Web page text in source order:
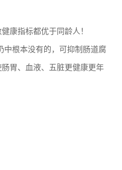
康指标都优于同龄人！
中根本没有的，可抑制肠道腐
胃、血液、五脏更健康更年